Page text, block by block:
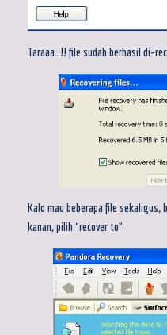
Taraaa…!! file sudah berhasil di-
Kalo mau beberapa file
kanan, pilih “recover to”